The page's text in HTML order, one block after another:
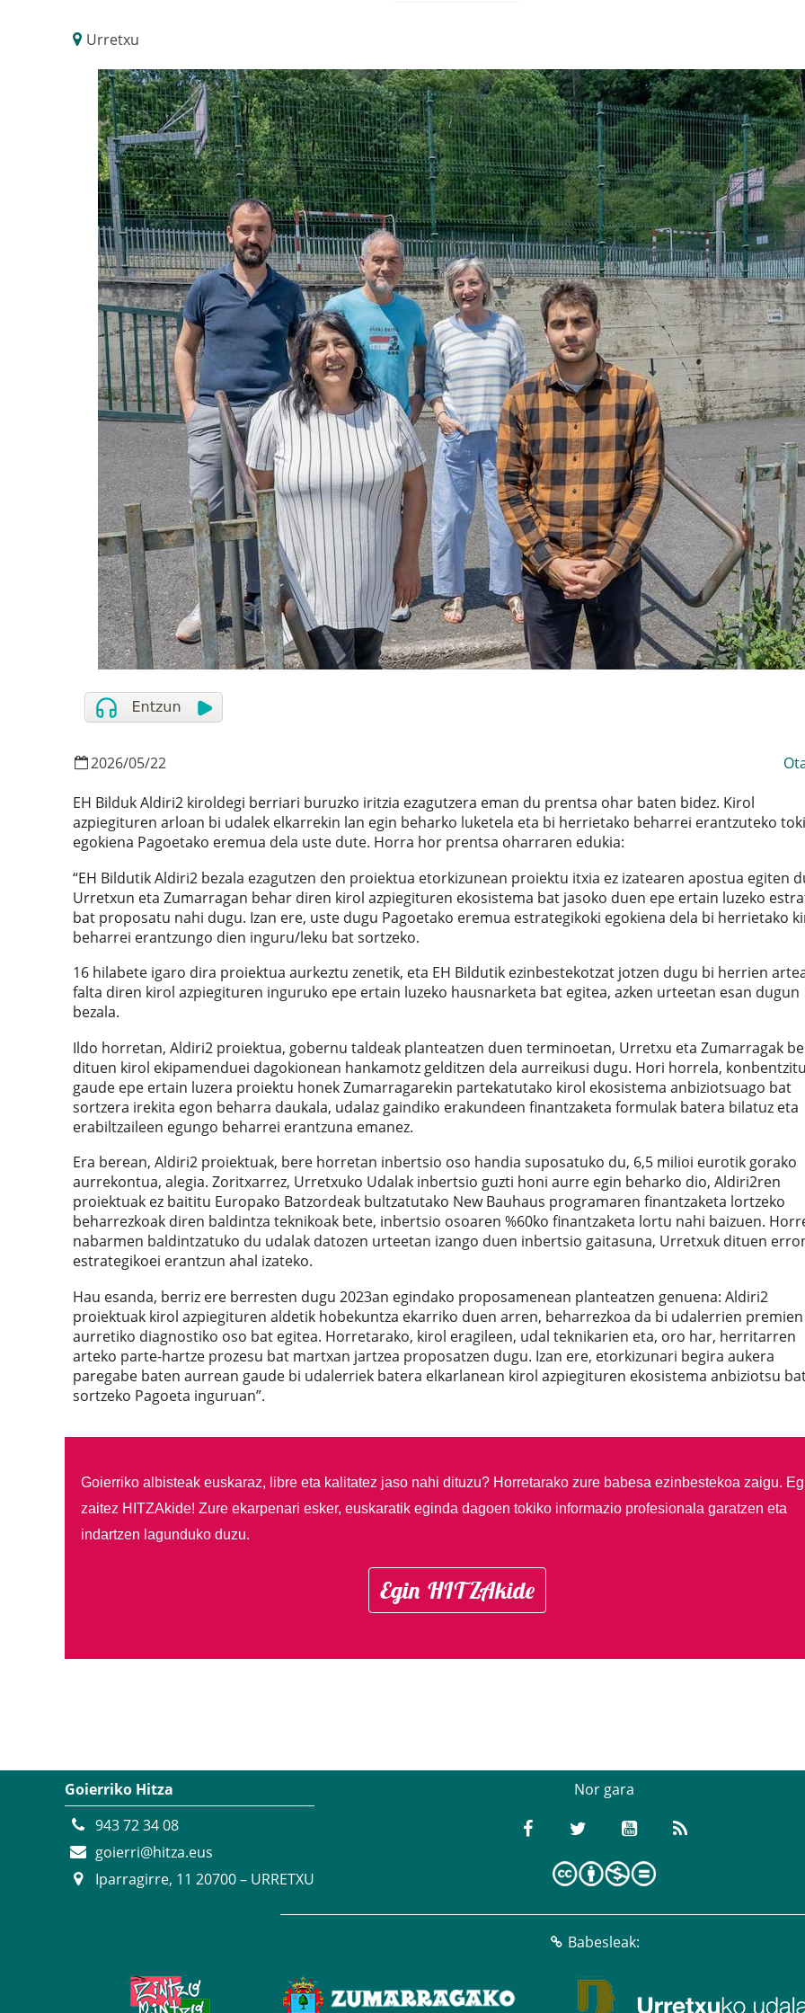
Urretxu
2026/05/22
EH Bilduk Aldiri2 kiroldegi berriari buruzko iritzia ezagutzera eman du prentsa ohar baten bidez. Kirol
azpiegituren arloan bi udalek elkarrekin lan egin beharko luketela eta bi herrietako beharrei erantzuteko toki
egokiena Pagoetako eremua dela uste dute. Horra hor prentsa oharraren edukia:
“EH Bildutik Aldiri2 bezala ezagutzen den proiektua etorkizunean proiektu itxia ez izatearen apostua egiten
Urretxun eta Zumarragan behar diren kirol azpiegituren ekosistema bat jasoko duen epe ertain luzeko
bat proposatu nahi dugu. Izan ere, uste dugu Pagoetako eremua estrategikoki egokiena dela bi herrietako
beharrei erantzungo dien inguru/leku bat sortzeko.
16 hilabete igaro dira proiektua aurkeztu zenetik, eta EH Bildutik ezinbestekotzat jotzen dugu bi herrien
falta diren kirol azpiegituren inguruko epe ertain luzeko hausnarketa bat egitea, azken urteetan esan dugun
bezala.
Ildo horretan, Aldiri2 proiektua, gobernu taldeak planteatzen duen terminoetan, Urretxu eta Zumarragak
dituen kirol ekipamenduei dagokionean hankamotz gelditzen dela aurreikusi dugu. Hori horrela,
gaude epe ertain luzera proiektu honek Zumarragarekin partekatutako kirol ekosistema anbiziotsuago bat
sortzera irekita egon beharra daukala, udalaz gaindiko erakundeen finantzaketa formulak batera bilatuz eta
erabiltzaileen egungo beharrei erantzuna emanez.
Era berean, Aldiri2 proiektuak, bere horretan inbertsio oso handia suposatuko du, 6,5 milioi eurotik gorako
aurrekontua, alegia. Zoritxarrez, Urretxuko Udalak inbertsio guzti honi aurre egin beharko dio, Aldiri2ren
proiektuak ez baititu Europako Batzordeak bultzatutako New Bauhaus programaren finantzaketa lortzeko
beharrezkoak diren baldintza teknikoak bete, inbertsio osoaren %60ko finantzaketa lortu nahi baizuen.
nabarmen baldintzatuko du udalak datozen urteetan izango duen inbertsio gaitasuna, Urretxuk dituen
estrategikoei erantzun ahal izateko.
Hau esanda, berriz ere berresten dugu 2023an egindako proposamenean planteatzen genuena: Aldiri2
proiektuak kirol azpiegituren aldetik hobekuntza ekarriko duen arren, beharrezkoa da bi udalerrien premien
aurretiko diagnostiko oso bat egitea. Horretarako, kirol eragileen, udal teknikarien eta, oro har, herritarren
arteko parte-hartze prozesu bat martxan jartzea proposatzen dugu. Izan ere, etorkizunari begira aukera
paregabe baten aurrean gaude bi udalerriek batera elkarlanean kirol azpiegituren ekosistema anbiziotsu
sortzeko Pagoeta inguruan”.
Goierriko albisteak euskaraz, libre eta kalitatez jaso nahi dituzu? Horretarako zure babesa ezinbestekoa zaigu.
zaitez HITZAkide! Zure ekarpenari esker, euskaratik eginda dagoen tokiko informazio profesionala garatzen eta
indartzen lagunduko duzu.
Egin HITZAkide
Goierriko Hitza
943 72 34 08
goierri@hitza.eus
Iparragirre, 11 20700 – URRETXU
Nor gara
Babesleak: